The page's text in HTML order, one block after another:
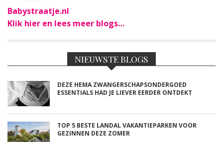
Babystraatje.nl
Klik hier en lees meer blogs…
NIEUWSTE BLOGS
DEZE HEMA ZWANGERSCHAPSONDERGOED
ESSENTIALS HAD JE LIEVER EERDER ONTDEKT
TOP 5 BESTE LANDAL VAKANTIEPARKEN VOOR
GEZINNEN DEZE ZOMER